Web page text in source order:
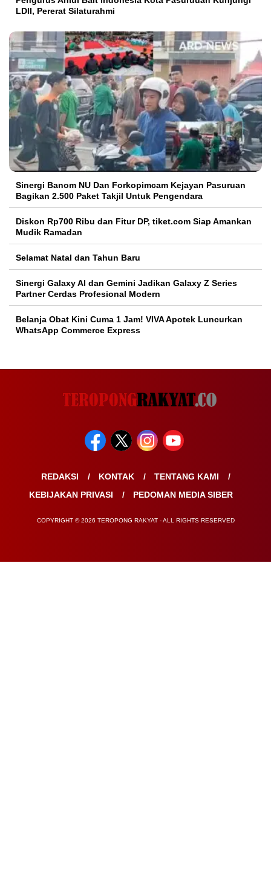
LDII, Pererat Silaturahmi
Sinergi Banom NU Dan Forkopimcam Kejayan Pasuruan
Bagikan 2.500 Paket Takjil Untuk Pengendara
Diskon Rp700 Ribu dan Fitur DP, tiket.com Siap Amankan
Mudik Ramadan
Selamat Natal dan Tahun Baru
Sinergi Galaxy AI dan Gemini Jadikan Galaxy Z Series
Partner Cerdas Profesional Modern
Belanja Obat Kini Cuma 1 Jam! VIVA Apotek Luncurkan
WhatsApp Commerce Express
REDAKSI KONTAK
TENTANG KAMI
KEBIJAKAN PRIVASI
PEDOMAN MEDIA SIBER
COPYRIGHT © 2026 TEROPONG RAKYAT - ALL RIGHTS RESERVED